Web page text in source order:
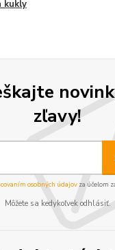
kukly
zľavy!
osobných údajov za účelom
Môžete sa kedykoľvek odhlásiť.